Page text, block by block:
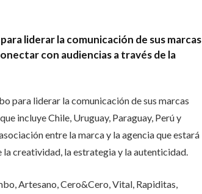
liderar la comunicación de sus marcas
con audiencias a través de la
para liderar la comunicación de sus marcas
incluye Chile, Uruguay, Paraguay, Perú y
entre la marca y la agencia que estará
la creatividad, la estrategia y la autenticidad.
Artesano, Cero&Cero, Vital, Rapiditas,